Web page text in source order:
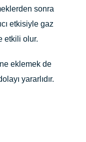
sonra
etkisiyle gaz
etkili olur.
eklemek de
yararlıdır.